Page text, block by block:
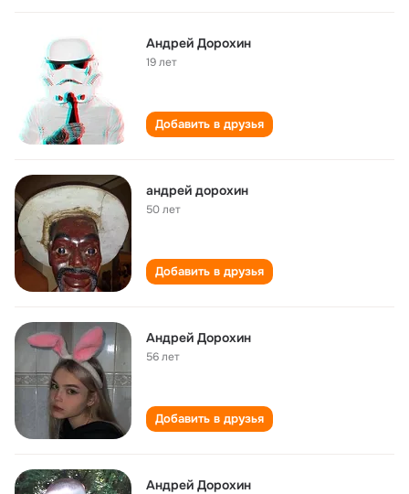
Андрей Дорохин
19 лет
Добавить в друзья
андрей дорохин
50 лет
Добавить в друзья
Андрей Дорохин
56 лет
Добавить в друзья
Андрей Дорохин